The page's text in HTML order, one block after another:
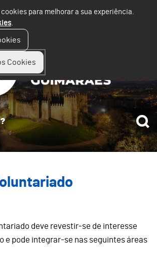
para melhorar a sua experiência.
.
Cookies
deve revestir-se de interesse
e pode integrar-se nas seguintes áreas